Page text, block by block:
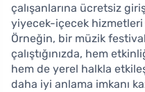
çalışanlarına ücretsiz
yiyecek-içecek hizmetleri
Örneğin, bir müzik
çalıştığınızda, hem
hem de yerel halkla
daha iyi anlama imkanı